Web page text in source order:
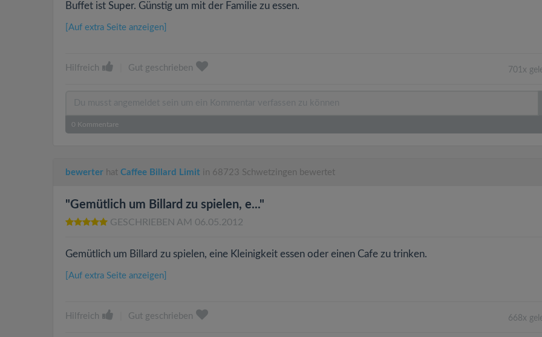
Buffet ist Super. Günstig um mit der Familie zu essen.
[Auf extra Seite anzeigen]
Hilfreich Gut geschrieben 701x
0 Kommentare
bewerter hat Caffee Billard Limit in 68723 Schwetzingen bewertet
"Gemütlich um Billard zu spielen, e..."
GESCHRIEBEN AM 06.05.2012
Gemütlich um Billard zu spielen, eine Kleinigkeit essen oder einen Cafe zu trinken.
[Auf extra Seite anzeigen]
Hilfreich Gut geschrieben 668x